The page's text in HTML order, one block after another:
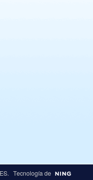
. Tecnología de